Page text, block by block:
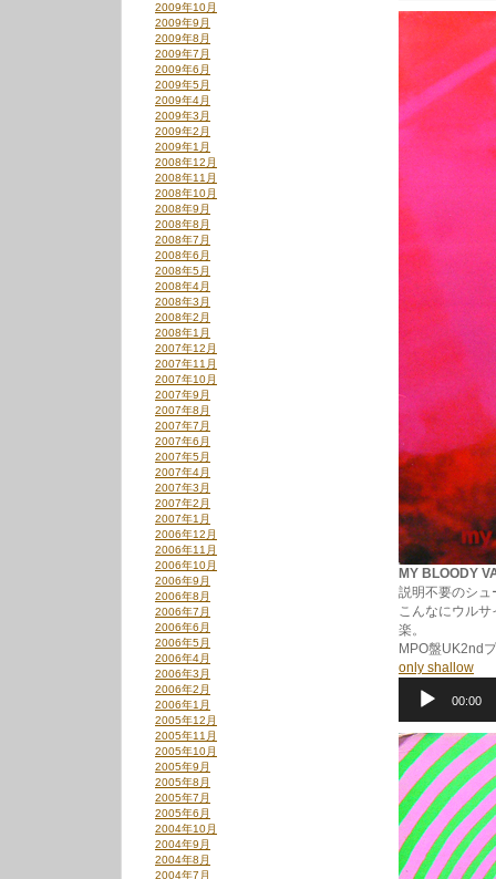
レ
ー
ヤ
MY BLOODY
説明不要のシュ
こんなにウル
楽。
MPO盤UK2nd
only shallow
レ
ー
ヤ
ー
00:00
2009年10月
2009年9月
2009年8月
2009年7月
2009年6月
2009年5月
2009年4月
2009年3月
2009年2月
2009年1月
2008年12月
2008年11月
2008年10月
2008年9月
2008年8月
2008年7月
2008年6月
2008年5月
2008年4月
2008年3月
2008年2月
2008年1月
2007年12月
2007年11月
2007年10月
2007年9月
2007年8月
2007年7月
2007年6月
2007年5月
2007年4月
2007年3月
2007年2月
2007年1月
2006年12月
2006年11月
2006年10月
2006年9月
2006年8月
2006年7月
2006年6月
2006年5月
2006年4月
2006年3月
2006年2月
2006年1月
2005年12月
2005年11月
2005年10月
2005年9月
2005年8月
2005年7月
2005年6月
2004年10月
2004年9月
2004年8月
2004年7月